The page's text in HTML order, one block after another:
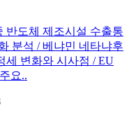
반도체 제조시설 수출통
분석 / 베냐민 네타냐후
세 변화와 시사점 / EU
요..